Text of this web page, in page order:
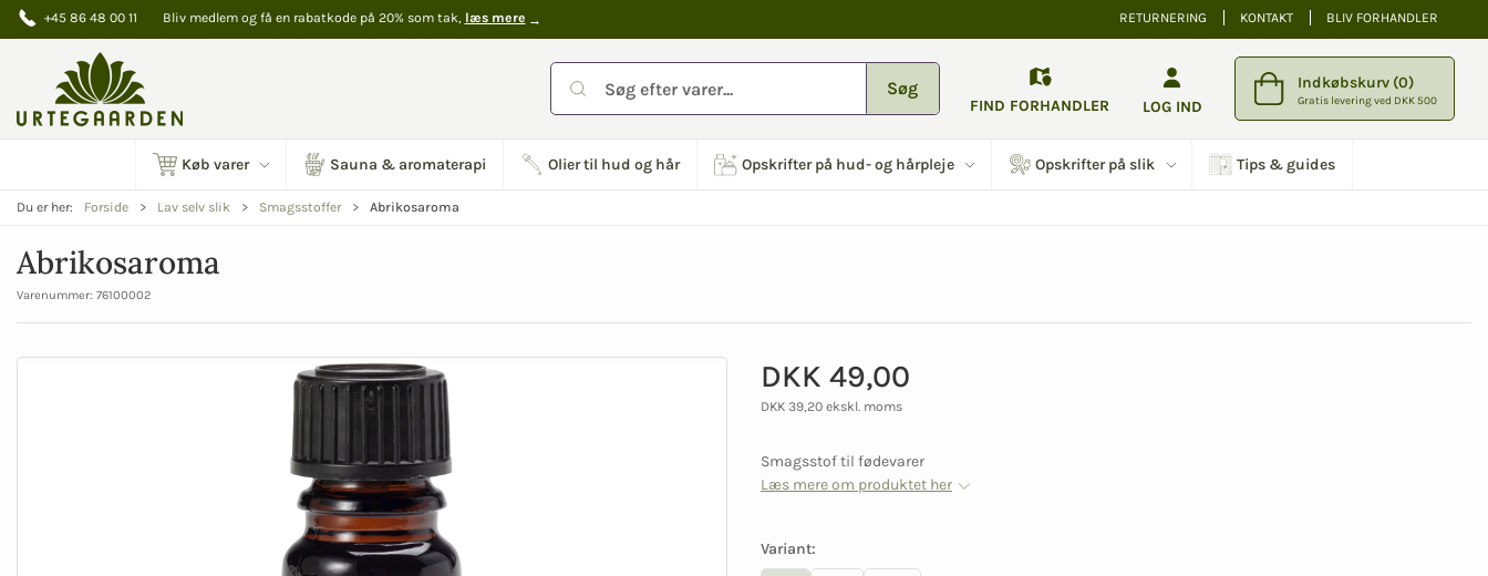
+45 86 48 00 11 Bliv medlem og få en rabatkode på 20% som tak, læs mere RETURNERING KONTAKT BLIV FORHANDLER
Søg
FIND FORHANDLER LOG IND
Indkøbskurv (0)
Gratis levering ved DKK 500
Køb varer Sauna & aromaterapi Olier til hud og hår Opskrifter på hud- og hårpleje Opskrifter på slik Tips & guides
Du er her: Forside Lav selv slik Smagsstoffer Abrikosaroma
Abrikosaroma
Varenummer: 76100002
DKK 49,00
DKK 39,20 ekskl. moms
Smagsstof til fødevarer
Læs mere om produktet her
Variant: